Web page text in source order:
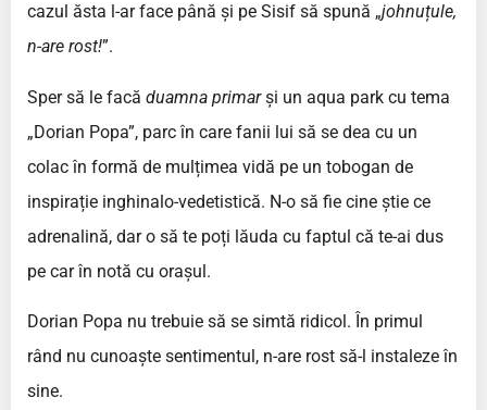
cazul ăsta l-ar face până și pe Sisif să spună „johnuțule,
n-are rost!”.
Sper să le facă duamna primarși un aqua park cu tema
„Dorian Popa”, parc în care fanii lui să se dea cu un
colac în formă de mulțimea vidă pe un tobogan de
inspirație inghinalo-vedetistică. N-o să fie cine știe ce
adrenalină, dar o să te poți lăuda cu faptul că te-ai dus
pe car în notă cu orașul.
Dorian Popa nu trebuie să se simtă ridicol. În primul
rând nu cunoaște sentimentul, n-are rost să-l instaleze în
sine.